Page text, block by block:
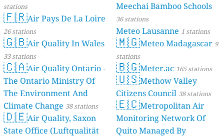
stations
🇫🇷Air Pays De La Loire
26 stations
🇬🇧Air Quality In Wales
33 stations
🇨🇦Air Quality Ontario -
The Ontario Ministry Of
The Environment And
Climate Change 38 stations
🇩🇪Air Quality, Saxon
State Office (Luftqualität
Meechai Bamboo Schools
36 stations
Meteo Lausanne 1 stations
🇲🇬Meteo Madagascar 9
stations
🇧🇬Meter.ac 165 stations
🇺🇸Methow Valley
Citizens Council 38 stations
🇪🇨Metropolitan Air
Monitoring Network Of
Quito Managed By